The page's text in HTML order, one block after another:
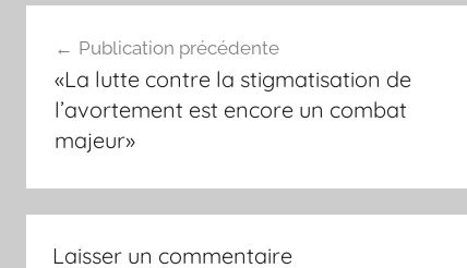
de
l’article
Publication précédente
«La lutte contre la stigmatisation de
l’avortement est encore un combat
majeur»
Laisser un commentaire